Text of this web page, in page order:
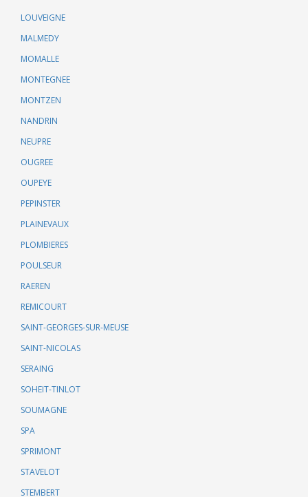
LOUVEIGNE
MALMEDY
MOMALLE
MONTEGNEE
MONTZEN
NANDRIN
NEUPRE
OUGREE
OUPEYE
PEPINSTER
PLAINEVAUX
PLOMBIERES
POULSEUR
RAEREN
REMICOURT
SAINT-GEORGES-SUR-MEUSE
SAINT-NICOLAS
SERAING
SOHEIT-TINLOT
SOUMAGNE
SPA
SPRIMONT
STAVELOT
STEMBERT